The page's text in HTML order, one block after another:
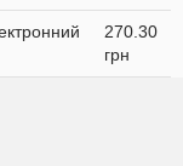
270.30
грн